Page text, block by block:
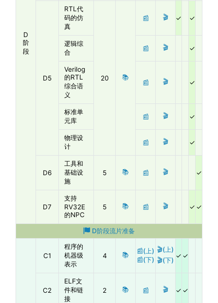
D
阶
段
D5
RTL代
码的仿
真
20 📚
📰 🎬
逻辑综
合
📰 🎬
Verilog
的RTL
综合语
义
📰 🎬
标准单
元库
📰 🎬
物理设
计
📰 🎬
D6
工具和
基础设
施
5 📚 📰 🎬
D7
支持
RV32E
的NPC
5 📚 📰 🎬
D阶段流片准备
C1
程序的
机器级
表示
4 📚
📰(上)
📰(下)
🎬(上)
🎬(下)
C2
ELF文
件和链
接
2 📚 📰 🎬